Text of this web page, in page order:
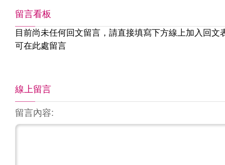
留言看板
目前尚未任何回文留言，請直接填寫下方線上加入回文
可在此處留言
線上留言
留言內容: